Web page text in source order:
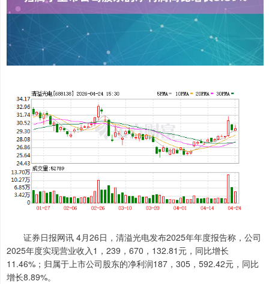
证券日报网讯 4月26日，清溢光电发布2025年年度报告称，公司
2025年度实现营业收入1，239，670，132.81元，同比增长
11.46%；归属于上市公司股东的净利润187，305，592.42元，同比
增长8.89%。